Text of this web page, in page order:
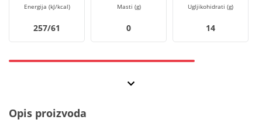
Energija (kJ/kcal)
257/61
Masti (g)
0
Ugljikohidrati (g)
14
Opis proizvoda